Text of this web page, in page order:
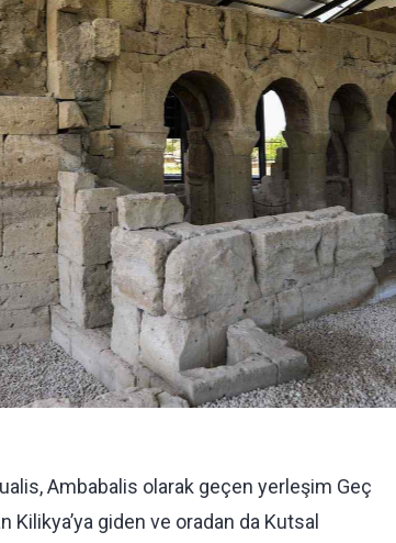
Ambabalis olarak geçen yerleşim Geç
Kilikya’ya giden ve oradan da Kutsal